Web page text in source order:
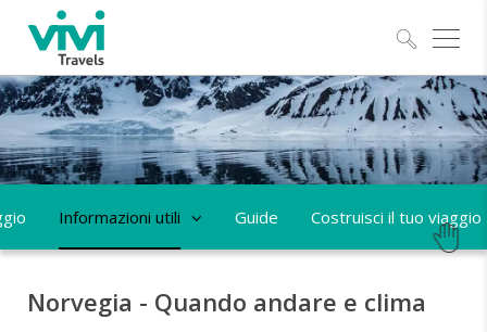
Informazioni utili Guide Costruisci il tuo viaggio
Norvegia - Quando andare e clima